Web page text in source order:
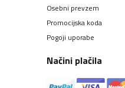
Osebni prevzem
Promocijska koda
Pogoji uporabe
Načini plačila